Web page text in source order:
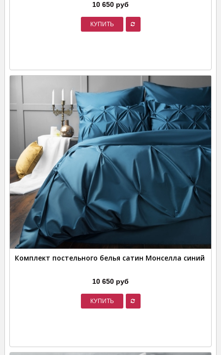
10 650 руб
КУПИТЬ
Комплект постельного белья сатин Монселла синий
10 650 руб
КУПИТЬ